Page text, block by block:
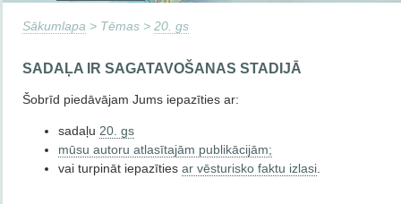
Sākumlapa > Tēmas > 20. gs
SADAĻA IR SAGATAVOŠANAS STADIJĀ
Šobrīd piedāvājam Jums iepazīties ar:
sadaļu 20. gs
mūsu autoru atlasītajām publikācijām;
vai turpināt iepazīties ar vēsturisko faktu izlasi